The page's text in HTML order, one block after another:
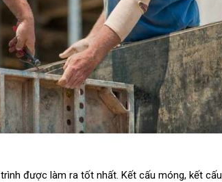
được làm ra tốt nhất. Kết cấu móng, kết cấu